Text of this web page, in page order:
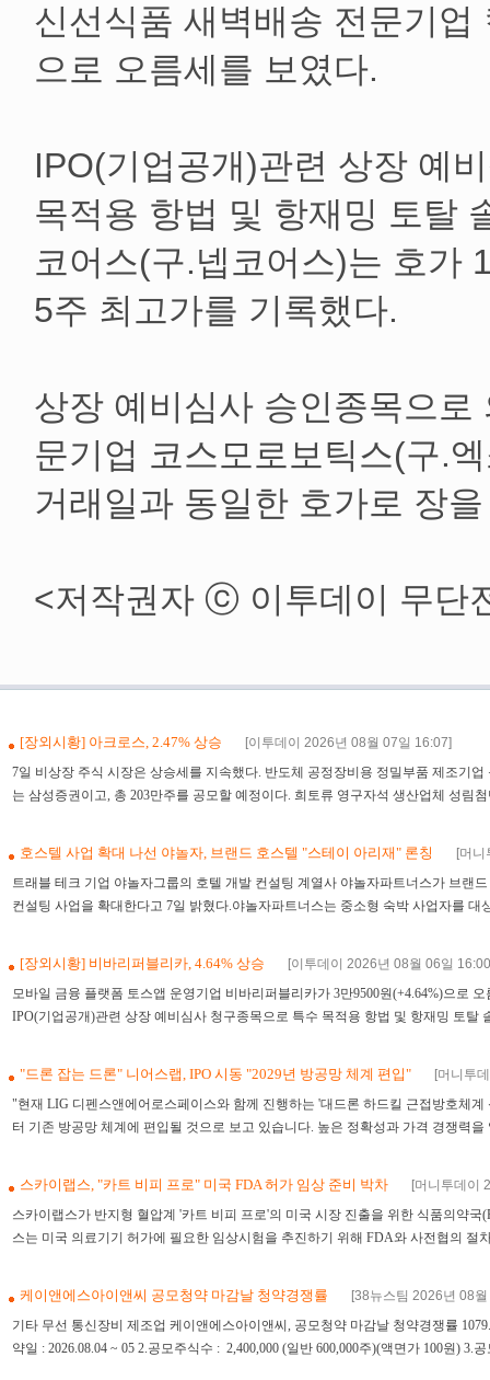
신선식품 새벽배송 전문기
으로 오름세를 보였다.
IPO(기업공개)관련 상장 예
목적용 항법 및 항재밍 토탈
코어스(구.넵코어스)는 호가
5주 최고가를 기록했다.
상장 예비심사 승인종목으
문기업 코스모로보틱스(구.
거래일과 동일한 호가로 장
<저작권자 ⓒ 이투데이 무단
[장외시황] 아크로스, 2.47% 상승 [이투데이 2026년 08월 07일 16:07]
7일 비상장 주식 시장은 상승세를 지속했다. 반도체 공정장비용 정밀부품 제조기
는 삼성증권이고, 총 203만주를 공모할 예정이다. 희토류 영구자석 생산업체 성림
호스텔 사업 확대 나선 야놀자, 브랜드 호스텔 "스테이 아리재" 론칭
[머
트래블 테크 기업 야놀자그룹의 호텔 개발 컨설팅 계열사 야놀자파트너스가 브랜
컨설팅 사업을 확대한다고 7일 밝혔다.야놀자파트너스는 중소형 숙박 사업자를 대
[장외시황] 비바리퍼블리카, 4.64% 상승
[이투데이 2026년 08월 06일
모바일 금융 플랫폼 토스앱 운영기업 비바리퍼블리카가 3만9500원(+4.64%)으로
IPO(기업공개)관련 상장 예비심사 청구종목으로 특수 목적용 항법 및 항재밍 토탈
"드론 잡는 드론" 니어스랩, IPO 시동 "2029년 방공망 체계 편입"
[머니투
"현재 LIG 디펜스앤에어로스페이스와 함께 진행하는 '대드론 하드킬 근접방호체
터 기존 방공망 체계에 편입될 것으로 보고 있습니다. 높은 정확성과 가격 경쟁력
스카이랩스, "카트 비피 프로" 미국 FDA 허가 임상 준비 박차
[머니투데이
스카이랩스가 반지형 혈압계 '카트 비피 프로'의 미국 시장 진출을 위한 식품의약
스는 미국 의료기기 허가에 필요한 임상시험을 추진하기 위해 FDA와 사전협의 절
케이앤에스아이앤씨 공모청약 마감날 청약경쟁률
[38뉴스팀 2026년 08
기타 무선 통신장비 제조업 케이앤에스아이앤씨, 공모청약 마감날 청약경쟁률
약일 : 2026.08.04 ~ 05 2.공모주식수 : 2,400,000 (일반 600,000주)(액면가 100원) 3.공